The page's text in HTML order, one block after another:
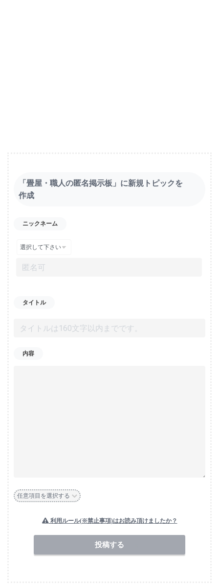
「畳屋・職人の匿名掲示板」に新規トピックを
作成
ニックネーム
任意項目を選択する
利用ルール(※禁止事項)はお読み頂けましたか？